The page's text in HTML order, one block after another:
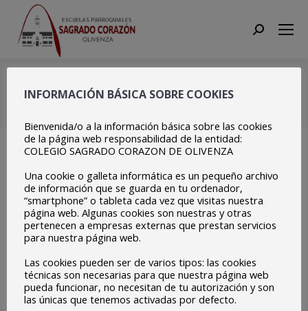
Search:
0016
INFORMACIÓN BÁSICA SOBRE COOKIES
Bienvenida/o a la información básica sobre las cookies
de la página web responsabilidad de la entidad:
COLEGIO SAGRADO CORAZON DE OLIVENZA
Una cookie o galleta informática es un pequeño archivo
de información que se guarda en tu ordenador,
“smartphone” o tableta cada vez que visitas nuestra
página web. Algunas cookies son nuestras y otras
pertenecen a empresas externas que prestan servicios
para nuestra página web.
Las cookies pueden ser de varios tipos: las cookies
técnicas son necesarias para que nuestra página web
pueda funcionar, no necesitan de tu autorización y son
las únicas que tenemos activadas por defecto.